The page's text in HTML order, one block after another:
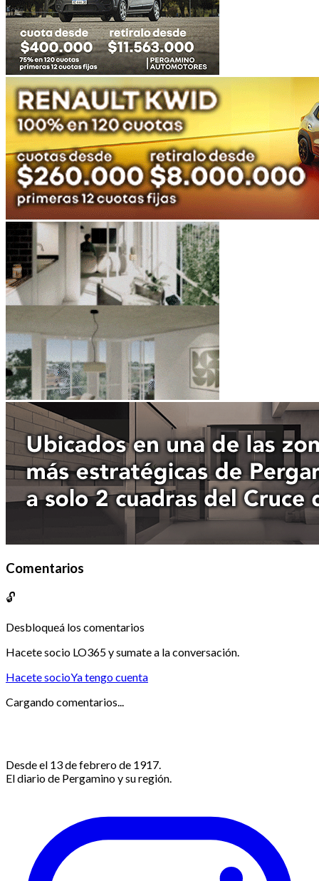
Comentarios
🔓
Desbloqueá los comentarios
Hacete socio LO365 y sumate a la conversación.
Hacete socioYa tengo cuenta
Cargando comentarios...
Desde el 13 de febrero de 1917.
El diario de Pergamino y su región.